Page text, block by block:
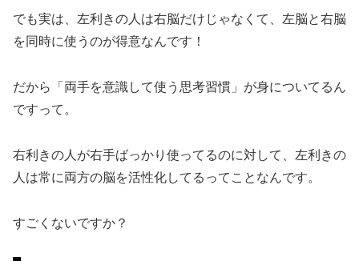
でも実は、左利きの人は右脳だけじゃなくて、左脳と右脳
を同時に使うのが得意なんです！
だから「両手を意識して使う思考習慣」が身についてるん
ですって。
右利きの人が右手ばっかり使ってるのに対して、左利きの
人は常に両方の脳を活性化してるってことなんです。
すごくないですか？